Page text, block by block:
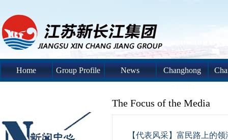
Home Group Profile News
Changhong
The Focus of the Media
【代表风采】富民路上的